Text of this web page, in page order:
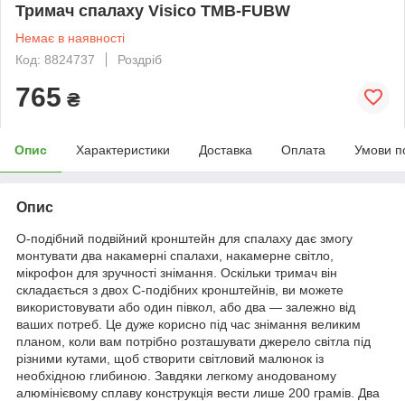
Тримач спалаху Visico TMB-FUBW
Немає в наявності
Код: 8824737
Роздріб
765 ₴
Опис Характеристики Доставка Оплата Умови
Опис
О-подібний подвійний кронштейн для спалаху дає змогу
монтувати два накамерні спалахи, накамерне світло,
мікрофон для зручності знімання. Оскільки тримач він
складається з двох С-подібних кронштейнів, ви можете
використовувати або один півкол, або два — залежно від
ваших потреб. Це дуже корисно під час знімання великим
планом, коли вам потрібно розташувати джерело світла під
різними кутами, щоб створити світловий малюнок із
необхідною глибиною. Завдяки легкому анодованому
алюмінієвому сплаву конструкція вести лише 200 грамів. Два